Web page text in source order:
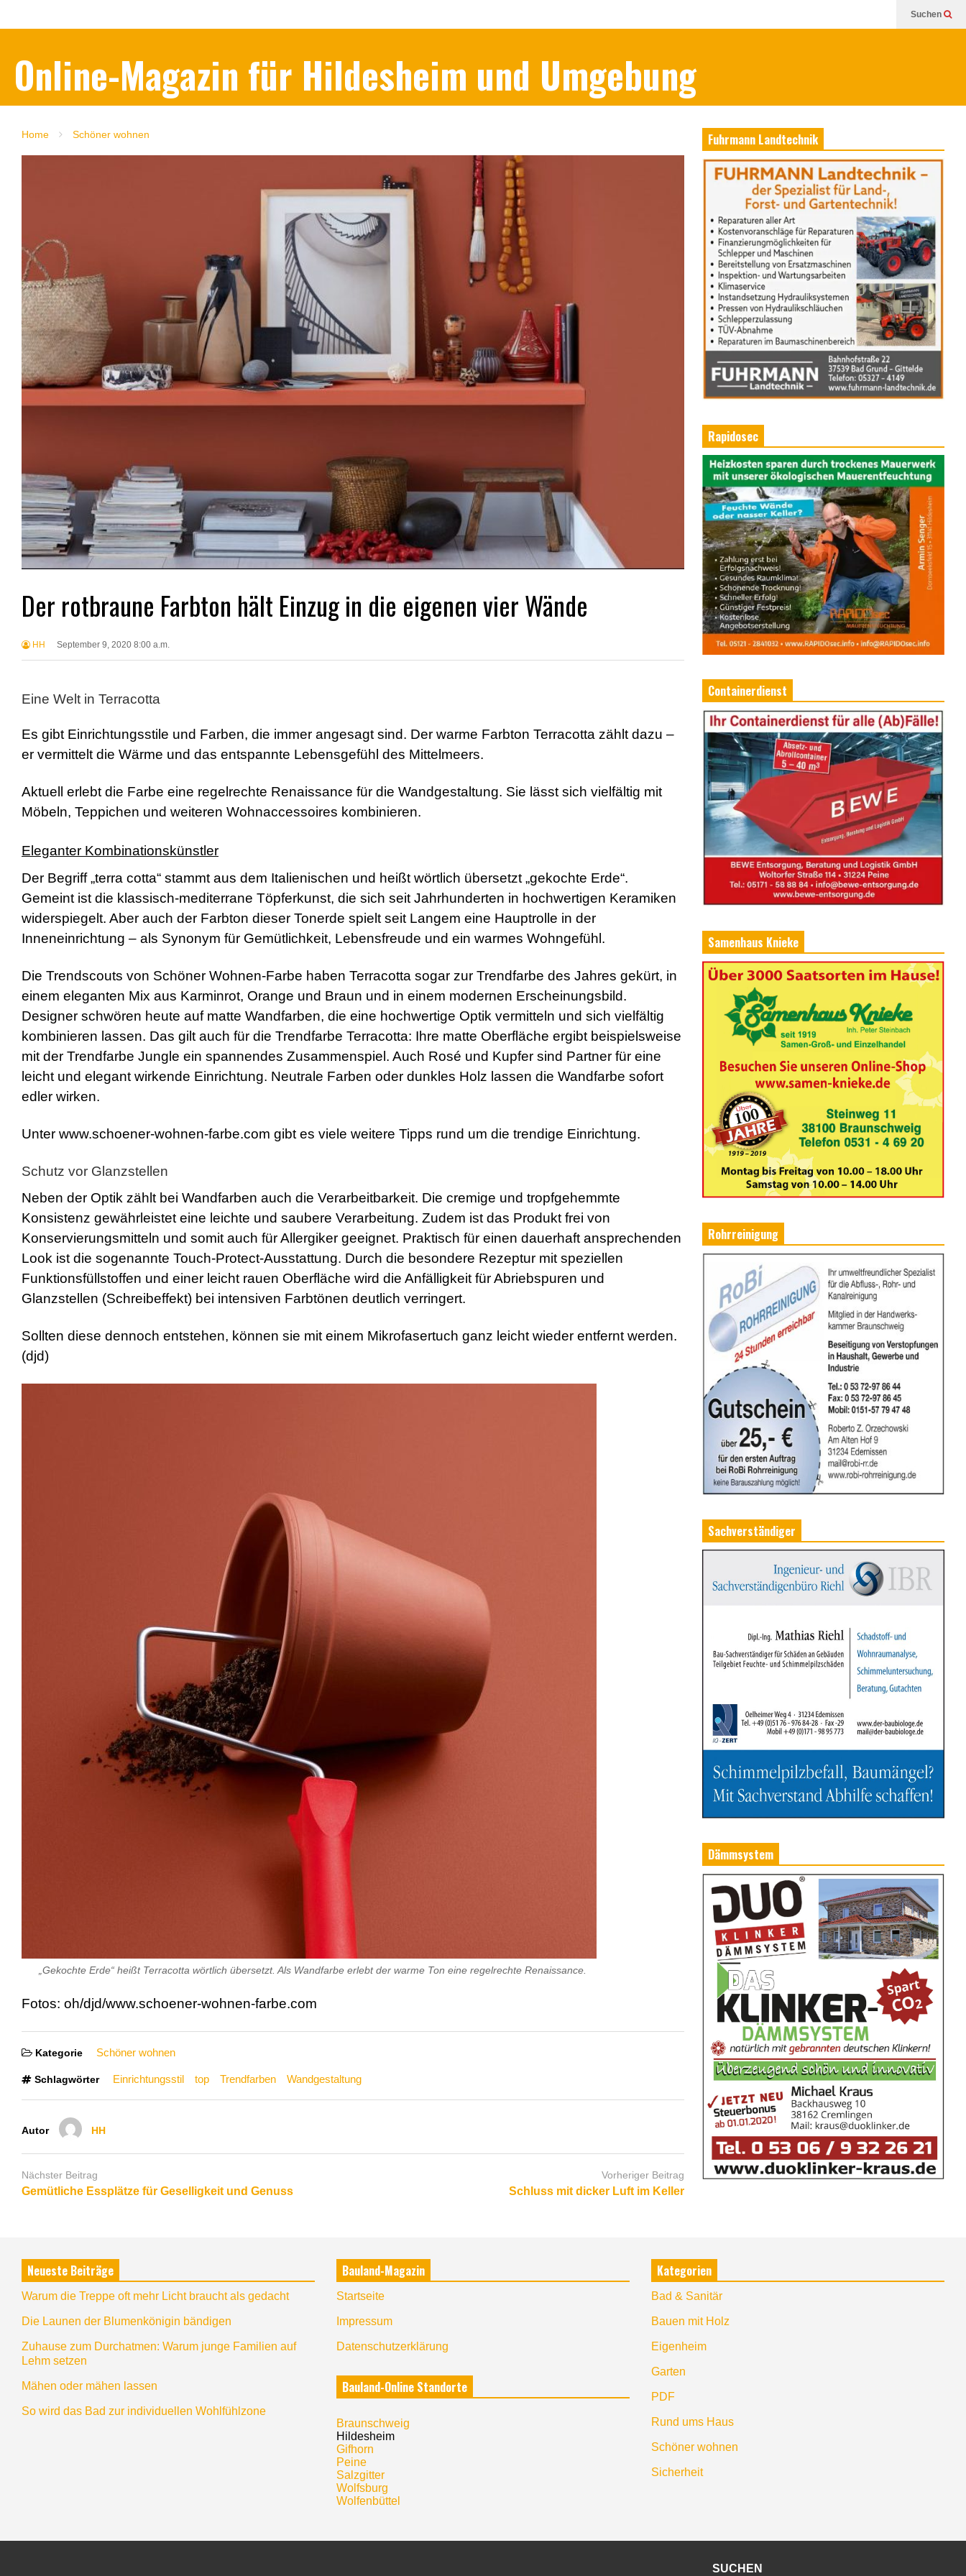
Suchen
Online-Magazin für Hildesheim und Umgebung
Home Schöner wohnen
Der rotbraune Farbton hält Einzug in die eigenen vier Wände
HH September 9, 2020 8:00 a.m.
Eine Welt in Terracotta
Es gibt Einrichtungsstile und Farben, die immer angesagt sind. Der warme Farbton Terracotta zählt dazu –
er vermittelt die Wärme und das entspannte Lebensgefühl des Mittelmeers.
Aktuell erlebt die Farbe eine regelrechte Renaissance für die Wandgestaltung. Sie lässt sich vielfältig mit
Möbeln, Teppichen und weiteren Wohnaccessoires kombinieren.
Eleganter Kombinationskünstler
Der Begriff „terra cotta“ stammt aus dem Italienischen und heißt wörtlich übersetzt „gekochte Erde“.
Gemeint ist die klassisch-mediterrane Töpferkunst, die sich seit Jahrhunderten in hochwertigen Keramiken
widerspiegelt. Aber auch der Farbton dieser Tonerde spielt seit Langem eine Hauptrolle in der
Inneneinrichtung – als Synonym für Gemütlichkeit, Lebensfreude und ein warmes Wohngefühl.
Die Trendscouts von Schöner Wohnen-Farbe haben Terracotta sogar zur Trendfarbe des Jahres gekürt, in
einem eleganten Mix aus Karminrot, Orange und Braun und in einem modernen Erscheinungsbild.
Designer schwören heute auf matte Wandfarben, die eine hochwertige Optik vermitteln und sich vielfältig
kombinieren lassen. Das gilt auch für die Trendfarbe Terracotta: Ihre matte Oberfläche ergibt beispielsweise
mit der Trendfarbe Jungle ein spannendes Zusammenspiel. Auch Rosé und Kupfer sind Partner für eine
leicht und elegant wirkende Einrichtung. Neutrale Farben oder dunkles Holz lassen die Wandfarbe sofort
edler wirken.
Unter www.schoener-wohnen-farbe.com gibt es viele weitere Tipps rund um die trendige Einrichtung.
Schutz vor Glanzstellen
Neben der Optik zählt bei Wandfarben auch die Verarbeitbarkeit. Die cremige und tropfgehemmte
Konsistenz gewährleistet eine leichte und saubere Verarbeitung. Zudem ist das Produkt frei von
Konservierungsmitteln und somit auch für Allergiker geeignet. Praktisch für einen dauerhaft ansprechenden
Look ist die sogenannte Touch-Protect-Ausstattung. Durch die besondere Rezeptur mit speziellen
Funktionsfüllstoffen und einer leicht rauen Oberfläche wird die Anfälligkeit für Abriebspuren und
Glanzstellen (Schreibeffekt) bei intensiven Farbtönen deutlich verringert.
Sollten diese dennoch entstehen, können sie mit einem Mikrofasertuch ganz leicht wieder entfernt werden.
(djd)
„Gekochte Erde“ heißt Terracotta wörtlich übersetzt. Als Wandfarbe erlebt der warme Ton eine regelrechte Renaissance.
Fotos: oh/djd/www.schoener-wohnen-farbe.com
Kategorie Schöner wohnen
Schlagwörter Einrichtungsstil top Trendfarben Wandgestaltung
Autor HH
Nächster Beitrag
Gemütliche Essplätze für Geselligkeit und Genuss
Vorheriger Beitrag
Schluss mit dicker Luft im Keller
Fuhrmann Landtechnik
Rapidosec
Containerdienst
Samenhaus Knieke
Rohrreinigung
Sachverständiger
Dämmsystem
Neueste Beiträge
Warum die Treppe oft mehr Licht braucht als gedacht
Die Launen der Blumenkönigin bändigen
Zuhause zum Durchatmen: Warum junge Familien auf
Lehm setzen
Mähen oder mähen lassen
So wird das Bad zur individuellen Wohlfühlzone
Bauland-Magazin
Startseite
Impressum
Datenschutzerklärung
Bauland-Online Standorte
Braunschweig
Hildesheim
Gifhorn
Peine
Salzgitter
Wolfsburg
Wolfenbüttel
Kategorien
Bad & Sanitär
Bauen mit Holz
Eigenheim
Garten
PDF
Rund ums Haus
Schöner wohnen
Sicherheit
SUCHEN